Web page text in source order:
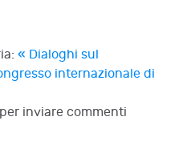
Michelotti
« Dialoghi sul
internazionale di
inviare commenti